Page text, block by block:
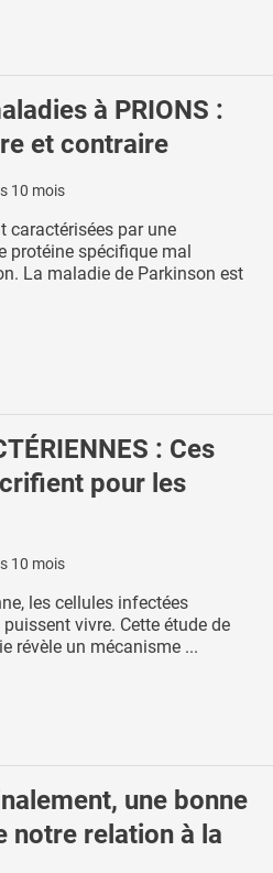
à PRIONS :
et contraire
10 mois
caractérisées par une
protéine spécifique mal
La maladie de Parkinson est
: Ces
pour les
10 mois
les cellules infectées
vivre. Cette étude de
révèle un mécanisme ...
une bonne
notre relation à la